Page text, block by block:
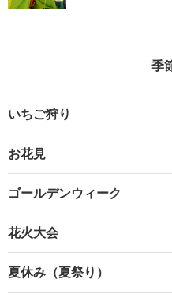
季
いちご狩り
お花見
ゴールデンウィーク
花火大会
夏休み（夏祭り）